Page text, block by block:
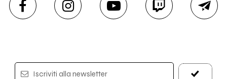
Iscriviti alla newsletter